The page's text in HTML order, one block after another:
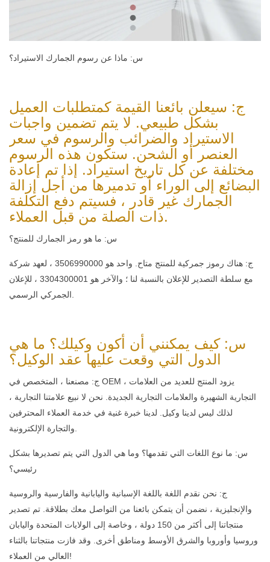
س: ماذا عن رسوم الجمارك الاستيراد؟
ج: سيعلن بائعنا القيمة كمتطلبات العميل
بشكل طبيعي. لا يتم تضمين واجبات
الاستيراد والضرائب والرسوم في سعر
العنصر أو الشحن. ستكون هذه الرسوم
مختلفة عن كل تاريخ استيراد. إذا تم إعادة
البضائع إلى الوراء أو تدميرها من أجل إزالة
الجمارك غير قادر ، فسيتم دفع التكلفة
ذات الصلة من قبل العملاء.
س: ما هو رمز الجمارك للمنتج؟
ج: هناك رموز جمركية للمنتج متاح. واحد هو 3506990000 ، لعهد شركة
مع سلطة التصدير للإعلان بالنسبة لنا ؛ والآخر هو 3304300001 ، للإعلان
الجمركي الرسمي.
س: كيف يمكنني أن أكون وكيلك؟ ما هي
الدول التي وقعت عليها عقد الوكيل؟
ج: مصنعنا ، المتخصص في OEM ، يزود المنتج للعديد من العلامات
التجارية الشهيرة والعلامات التجارية الجديدة. نحن لا نبيع علامتنا التجارية ،
لذلك ليس لدينا وكيل. لدينا خبرة غنية في خدمة العملاء المحترفين
والتجارة الإلكترونية.
س: ما نوع اللغات التي تقدمها؟ وما هي الدول التي يتم تصديرها بشكل
رئيسي؟
ج: نحن نقدم اللغة باللغة الإسبانية واليابانية والفارسية والروسية
والإنجليزية ، نضمن أن يتمكن بائعنا من التواصل معك بطلاقة. تم تصدير
منتجاتنا إلى أكثر من 150 دولة ، وخاصة إلى الولايات المتحدة واليابان
وروسيا وأوروبا والشرق الأوسط ومناطق أخرى. وقد فازت منتجاتنا بالثناء
العالي من العملاء!